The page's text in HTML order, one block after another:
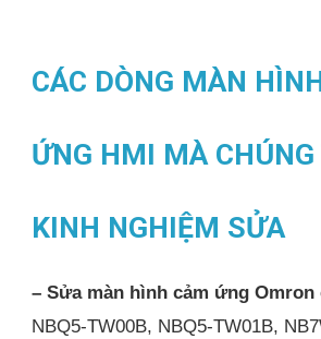
CÁC DÒNG MÀN
ỨNG HMI MÀ CHÚNG
KINH NGHIỆM SỬA
– Sửa màn hình cảm ứng Omron
NBQ5-TW00B, NBQ5-TW01B,